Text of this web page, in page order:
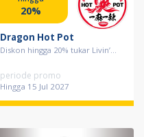
20%
Dragon Hot Pot
Diskon hingga 20% tukar Livin’...
periode promo
Hingga 15 Jul 2027